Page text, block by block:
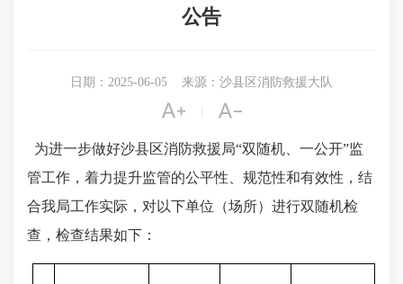
公告
日期：2025-06-05 来源：沙县区消防救援大队
 
为进一步做好沙县区消防救援局“双随机、一公开”监
管工作，着力提升监管的公平性、规范性和有效性，结
合我局工作实际， 对以下单位（场所） 进行双 随机检
查，检查结果如下 ：